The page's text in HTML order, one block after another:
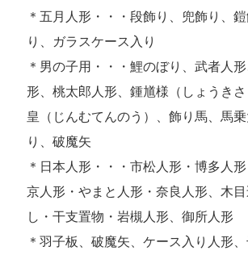
＊五月人形・・・段飾り、兜飾り、
り、ガラスケース入り
＊男の子用・・・鯉のぼり、武者人
形、桃太郎人形、鍾馗様（しょうき
皇（じんむてんのう）、飾り馬、馬
り、破魔矢
＊日本人形・・・市松人形・博多人形
京人形・やまと人形・奈良人形、木
し・干支置物・岩槻人形、御所人形
＊羽子板、破魔矢、ケース入り人形